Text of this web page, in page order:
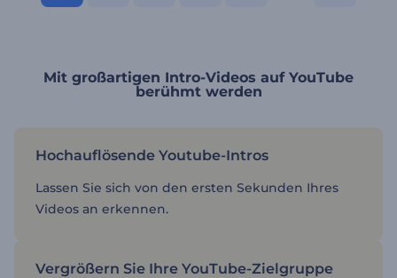
Mit großartigen Intro-Videos auf YouTube
berühmt werden
Hochauflösende Youtube-Intros
Lassen Sie sich von den ersten Sekunden Ihres
Videos an erkennen.
Vergrößern Sie Ihre YouTube-Zielgruppe